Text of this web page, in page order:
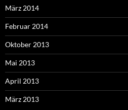
März 2014
Februar 2014
Oktober 2013
Mai 2013
April 2013
März 2013